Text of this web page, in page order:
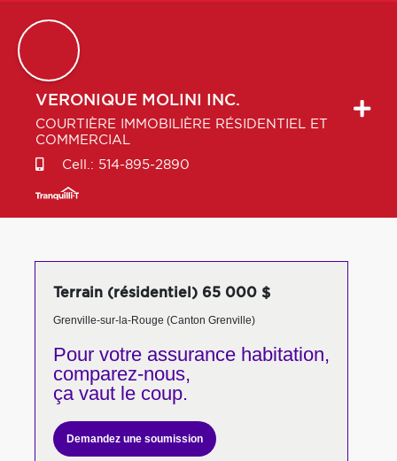
VERONIQUE MOLINI INC.
COURTIÈRE IMMOBILIÈRE RÉSIDENTIEL ET
COMMERCIAL
Cell.: 514-895-2890
Terrain (résidentiel) 65 000 $
Grenville-sur-la-Rouge (Canton Grenville)
Pour votreassurance habitation,
comparez-nous,
ça vaut le coup.
Demandez une soumission